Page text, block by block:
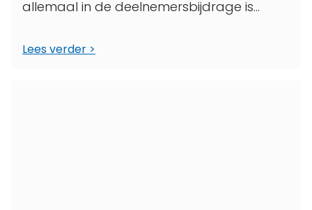
allemaal in de deelnemersbijdrage is
Lees verder